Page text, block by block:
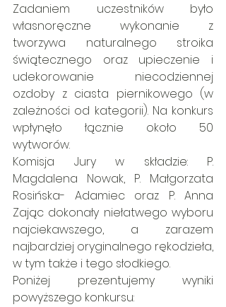
Zadaniem uczestników było
własnoręczne wykonanie z
tworzywa naturalnego stroika
świątecznego oraz upieczenie i
udekorowanie niecodziennej
ozdoby z ciasta piernikowego (w
zależności od kategorii). Na konkurs
wpłynęło łącznie około 50
wytworów.
Komisja Jury w składzie: P.
Magdalena Nowak, P. Małgorzata
Rosińska- Adamiec oraz P. Anna
Zając dokonały niełatwego wyboru
najciekawszego, a zarazem
najbardziej oryginalnego rękodzieła,
w tym także i tego słodkiego.
Poniżej prezentujemy wyniki
powyższego konkursu: